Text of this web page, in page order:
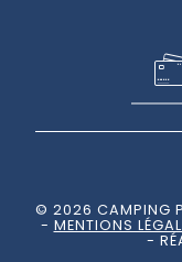
© 2026 CAMPING
- MENTIONS
-